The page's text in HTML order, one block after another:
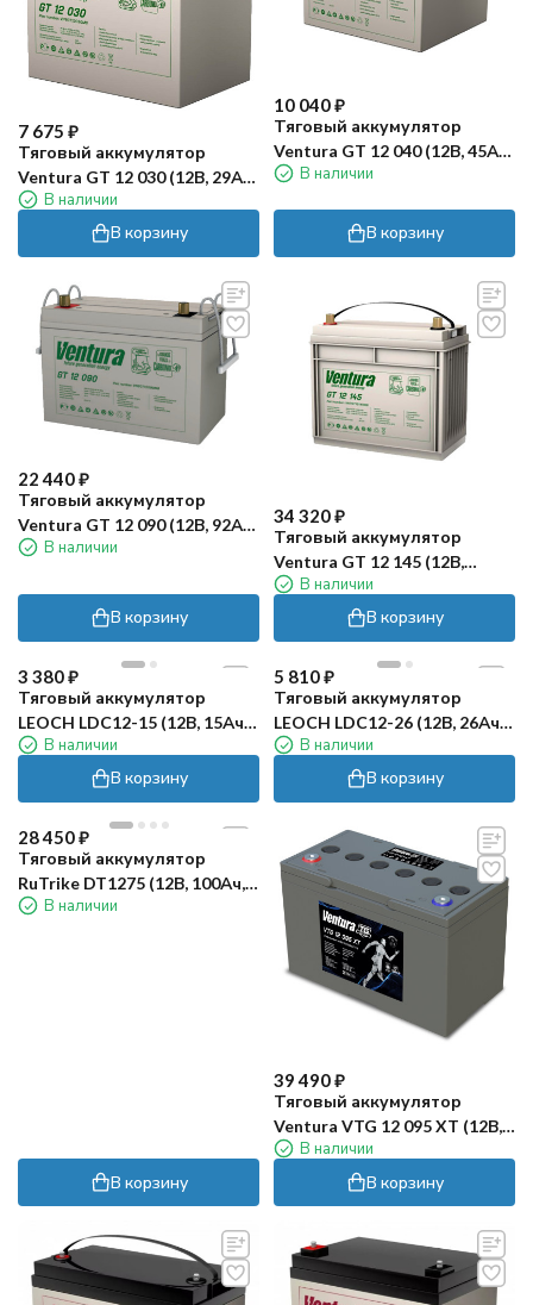
7 675 ₽
Тяговый аккумулятор
Ventura GT 12 030 (12В, 29Ач,
AGM)В наличии
В корзину
10 040₽
Тяговый аккумулятор
Ventura GT 12 040 (12В, 45Ач,
AGM)В наличии
В корзину
22 440₽
Тяговый аккумулятор
Ventura GT 12 090 (12В, 92Ач,
AGM)В наличии
В корзину
34 320₽
Тяговый аккумулятор
Ventura GT 12 145 (12В,
132Ач, AGM)
В наличии
В корзину
3 380₽
Тяговый аккумулятор
LEOCH LDC12-15 (12В, 15Ач,
AGM)В наличии
В корзину
5 810₽
Тяговый аккумулятор
LEOCH LDC12-26 (12В, 26Ач,
AGM)В наличии
В корзину
28 450₽
Тяговый аккумулятор
RuTrike DT1275 (12В, 100Ач,
Wet)В наличии
В корзину
39 490₽
Тяговый аккумулятор
Ventura VTG 12 095 XT (12В,
85Ач, Gel)
В наличии
В корзину